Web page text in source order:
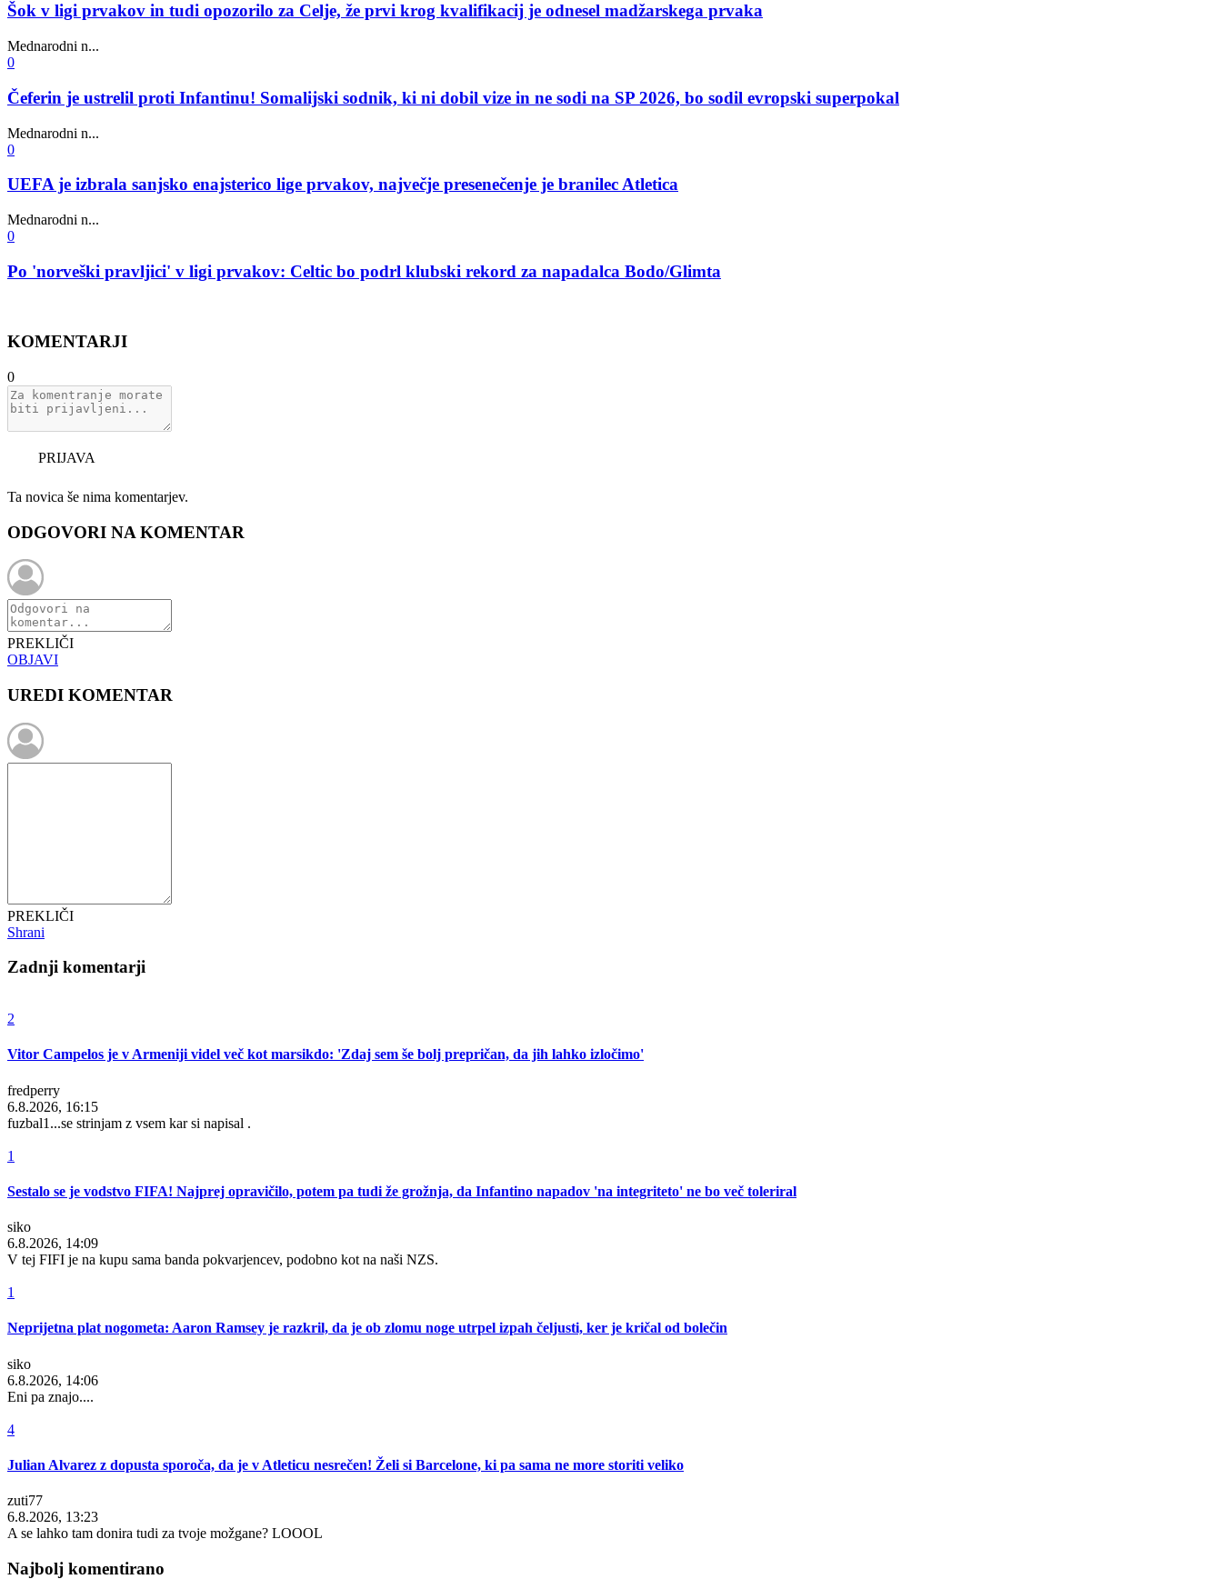
Šok v ligi prvakov in tudi opozorilo za Celje, že prvi krog kvalifikacij je odnesel madžarskega prvaka
Mednarodni n...
0
Čeferin je ustrelil proti Infantinu! Somalijski sodnik, ki ni dobil vize in ne sodi na SP 2026, bo sodil evropski superpokal
Mednarodni n...
0
UEFA je izbrala sanjsko enajsterico lige prvakov, največje presenečenje je branilec Atletica
Mednarodni n...
0
Po 'norveški pravljici' v ligi prvakov: Celtic bo podrl klubski rekord za napadalca Bodo/Glimta
KOMENTARJI
0
PRIJAVA
Ta novica še nima komentarjev.
ODGOVORI NA KOMENTAR
PREKLIČI
OBJAVI
UREDI KOMENTAR
PREKLIČI
Shrani
Zadnji komentarji
2
Vitor Campelos je v Armeniji videl več kot marsikdo: 'Zdaj sem še bolj prepričan, da jih lahko izločimo'
fredperry
6.8.2026, 16:15
fuzbal1...se strinjam z vsem kar si napisal .
1
Sestalo se je vodstvo FIFA! Najprej opravičilo, potem pa tudi že grožnja, da Infantino napadov 'na integriteto' ne bo več toleriral
siko
6.8.2026, 14:09
V tej FIFI je na kupu sama banda pokvarjencev, podobno kot na naši NZS.
1
Neprijetna plat nogometa: Aaron Ramsey je razkril, da je ob zlomu noge utrpel izpah čeljusti, ker je kričal od bolečin
siko
6.8.2026, 14:06
Eni pa znajo....
4
Julian Alvarez z dopusta sporoča, da je v Atleticu nesrečen! Želi si Barcelone, ki pa sama ne more storiti veliko
zuti77
6.8.2026, 13:23
A se lahko tam donira tudi za tvoje možgane? LOOOL
Najbolj komentirano